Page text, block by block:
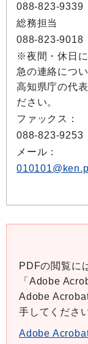
088-823-9339
総務担当
088-823-9018
※夜間・休日
急の連絡につい
高知県庁の代
ださい。
ファックス：
088-823-9253
メール：
PDFの閲覧に
「Adobe
Adobe
手してください
Adobe